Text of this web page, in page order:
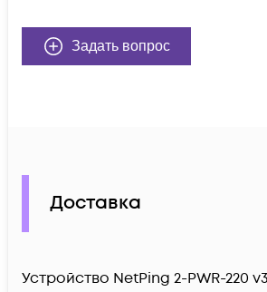
Задать вопрос
Доставка
Устройство NetPing 2-PWR-220